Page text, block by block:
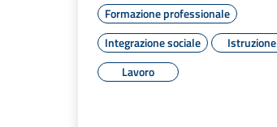
Formazione professionale
Integrazione sociale
Istruzione
Lavoro